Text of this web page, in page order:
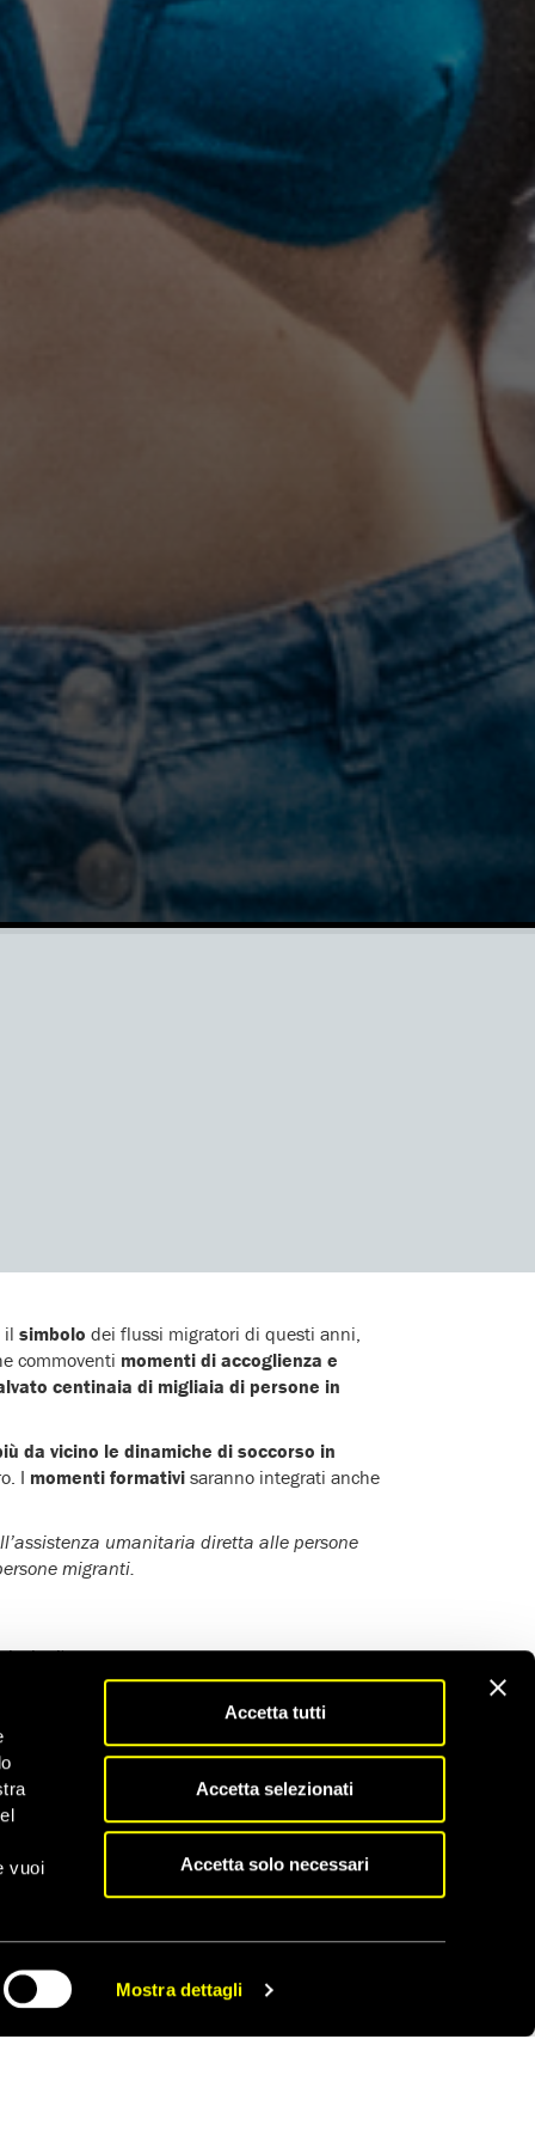
vuoi
Mostra dettagli
Accetta tutti
Accetta selezionati
Accetta solo necessari
simbolodei flussi migratori di questi anni,
commoventimomenti di accoglienza e
centinaia di migliaia di persone in
da vicino le dinamiche di soccorso in
I momenti formativisaranno integrati anche
umanitaria diretta alle persone
migranti.